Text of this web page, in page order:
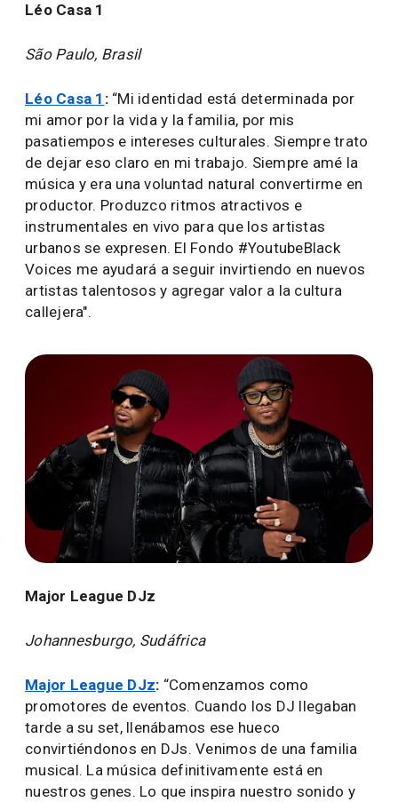
Léo Casa 1
São Paulo, Brasil
Léo Casa 1 :“Mi identidad está determinada por
mi amor por la vida y la familia, por mis
pasatiempos e intereses culturales. Siempre trato
de dejar eso claro en mi trabajo. Siempre amé la
música y era una voluntad natural convertirme en
productor. Produzco ritmos atractivos e
instrumentales en vivo para que los artistas
urbanos se expresen. El Fondo #YoutubeBlack
Voices me ayudará a seguir invirtiendo en nuevos
artistas talentosos y agregar valor a la cultura
callejera".
Major League DJz
Johannesburgo, Sudáfrica
Major League DJz: “Comenzamos como
promotores de eventos. Cuando los DJ llegaban
tarde a su set, llenábamos ese hueco
convirtiéndonos en DJs. Venimos de una familia
musical. La música definitivamente está en
nuestros genes. Lo que inspira nuestro sonido y